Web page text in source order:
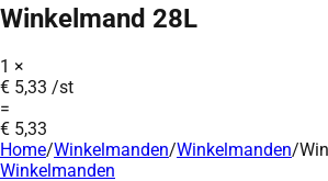
Winkelmand 28L
1 ×
€ 5,33 /st
=
€ 5,33
Home/Winkelmanden/Winkelmanden/
Winkelmanden